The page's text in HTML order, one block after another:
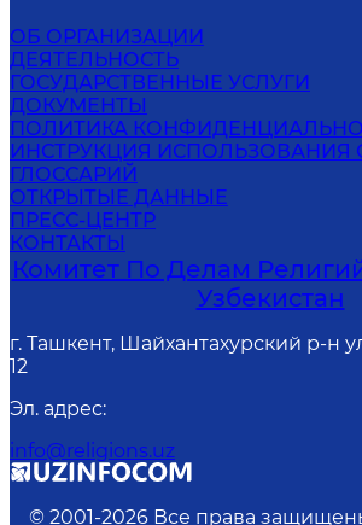
ОБ ОРГАНИЗАЦИИ
ДЕЯТЕЛЬНОСТЬ
ГОСУДАРСТВЕННЫЕ УСЛУГИ
ДОКУМЕНТЫ
ПОЛИТИКА
ИНСТРУКЦИЯ ИСПОЛЬЗОВАНИЯ
ГЛОССАРИЙ
ОТКРЫТЫЕ ДАННЫЕ
ПРЕСС-ЦЕНТР
КОНТАКТЫ
Комитет По Делам
Узбекистан
г. Ташкент, Шайхантахурский р-н
12
Эл. адрес:
info@religions.uz
© 2001-2026 Все права